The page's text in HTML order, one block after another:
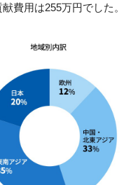
費用は255万円でした。